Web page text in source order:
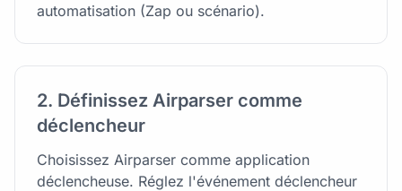
automatisation (Zap ou scénario).
2. Définissez Airparser comme
déclencheur
Choisissez Airparser comme application
déclencheuse. Réglez l'événement déclencheur